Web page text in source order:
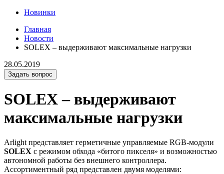
Новинки
Главная
Новости
SOLEX – выдерживают максимальные нагрузки
28.05.2019
Задать вопрос
SOLEX – выдерживают
максимальные нагрузки
Arlight представляет герметичные управляемые RGB-модули
SOLEX с режимом обхода «битого пикселя» и возможностью
автономной работы без внешнего контроллера.
Ассортиментный ряд представлен двумя моделями: